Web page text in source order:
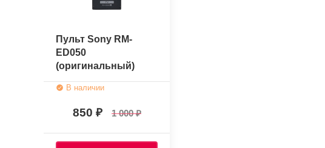
Пульт Sony RM-
ED050
(оригинальный)
В наличии
850 1 000